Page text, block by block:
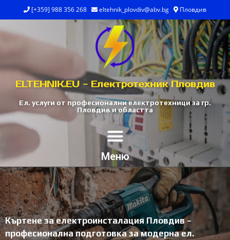
[+359] 988 356 268 eltehnik_plovdiv@abv.bg Пловдив
ELTEHNIK.EU - Електротехник Пловдив
Ел. услуги от професионални електротехници за гр.
Пловдив и областта
Меню
Къртене за електроинсталация Пловдив –
професионална подготовка за модерна ел.